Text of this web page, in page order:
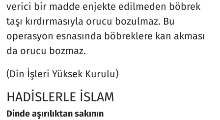
verici bir madde enjekte edilmeden böbrek
taşı kırdırmasıyla orucu bozulmaz. Bu
operasyon esnasında böbreklere kan akması
da orucu bozmaz.
(Din İşleri Yüksek Kurulu)
HADİSLERLE İSLAM
Dinde aşırılıktan sakının